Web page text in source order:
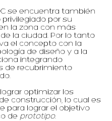
se encuentra también
por su
la zona con más
la ciudad. Por lo tanto
el concepto con la
de diseño y a la
integrando
de recubrimiento
optimizar los
construcción, lo cual es
para lograr el objetivo
de prototipo.